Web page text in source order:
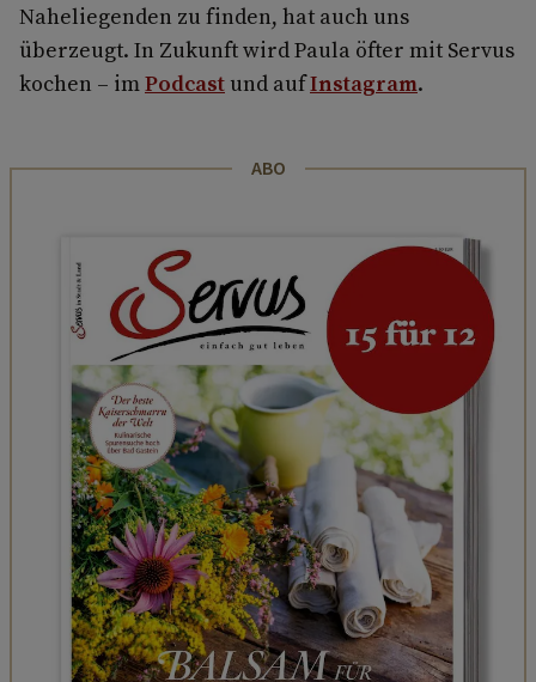
Naheliegenden zu finden, hat auch uns
überzeugt. In Zukunft wird Paula öfter mit Servus
kochen – imPodcast und aufInstagram.
ABO